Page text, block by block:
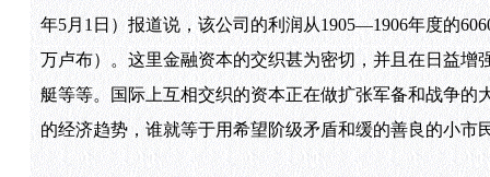
年5月1日）报道说，该公司的利润从1905—1906年度的
万卢布）。这里金融资本的交织甚为密切，并且在日益增
艇等等。国际上互相交织的资本正在做扩张军备和战争
的经济趋势，谁就等于用希望阶级矛盾和缓的善良的小市